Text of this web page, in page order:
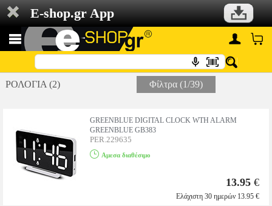
E-shop.gr App
ΡΟΛΟΓΙΑ (2) Φίλτρα (1/39)
GREENBLUE DIGITAL CLOCK WTH ALARM
GREENBLUE GB383
PER.229635
Αμεσα διαθέσιμο
13.95 €
Ελάχιστη 30 ημερών 13.95 €